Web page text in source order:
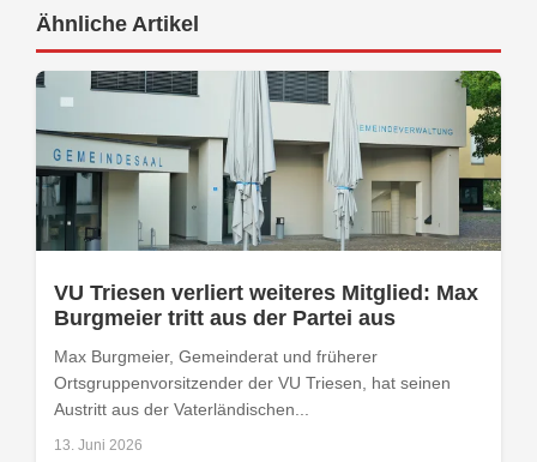
Ähnliche Artikel
VU Triesen verliert weiteres Mitglied: Max
Burgmeier tritt aus der Partei aus
Max Burgmeier, Gemeinderat und früherer
Ortsgruppenvorsitzender der VU Triesen, hat seinen
Austritt aus der Vaterländischen...
13. Juni 2026